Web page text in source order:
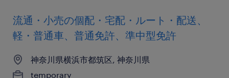
流通・小売の個配・宅配・ルート・配送、
軽・普通車、普通免許、準中型免許
神奈川県横浜市都筑区, 神奈川県
temporary